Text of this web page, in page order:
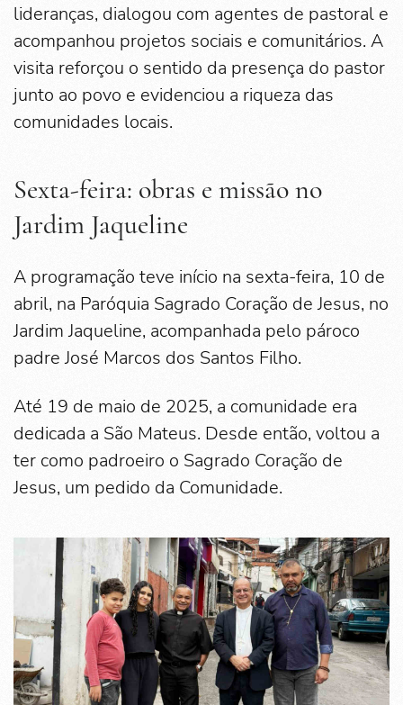
lideranças, dialogou com agentes de pastoral e
acompanhou projetos sociais e comunitários. A
visita reforçou o sentido da presença do pastor
junto ao povo e evidenciou a riqueza das
comunidades locais.
Sexta-feira: obras e missão no
Jardim Jaqueline
A programação teve início na sexta-feira, 10 de
abril, na Paróquia Sagrado Coração de Jesus, no
Jardim Jaqueline, acompanhada pelo pároco
padre José Marcos dos Santos Filho.
Até 19 de maio de 2025, a comunidade era
dedicada a São Mateus. Desde então, voltou a
ter como padroeiro o Sagrado Coração de
Jesus, um pedido da Comunidade.